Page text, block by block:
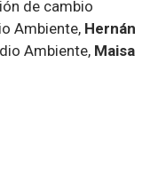
de cambio
Ambiente, Hernán
Ambiente, Maisa